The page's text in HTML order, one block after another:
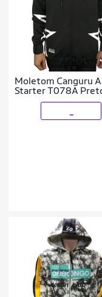
Moletom Canguru
Starter T078A